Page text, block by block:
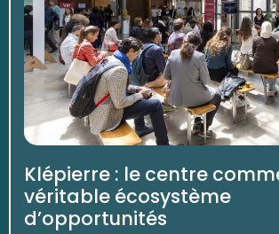
Klépierre : le centre
véritable écosystème
d’opportunités